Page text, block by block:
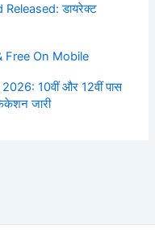
डायरेक्ट
Free On Mobile
10वीं और 12वीं पास
जारी